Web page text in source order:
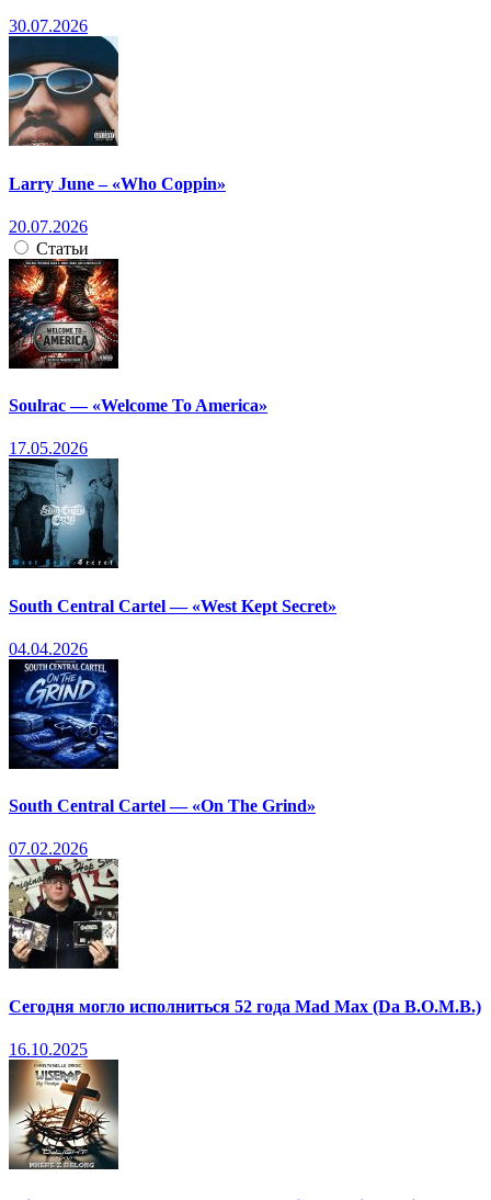
30.07.2026
Larry June – «Who Coppin»
20.07.2026
Статьи
Soulrac — «Welcome To America»
17.05.2026
South Central Cartel — «West Kept Secret»
04.04.2026
South Central Cartel — «On The Grind»
07.02.2026
Сегодня могло исполниться 52 года Mad Max (Da B.O.M.B.)
16.10.2025